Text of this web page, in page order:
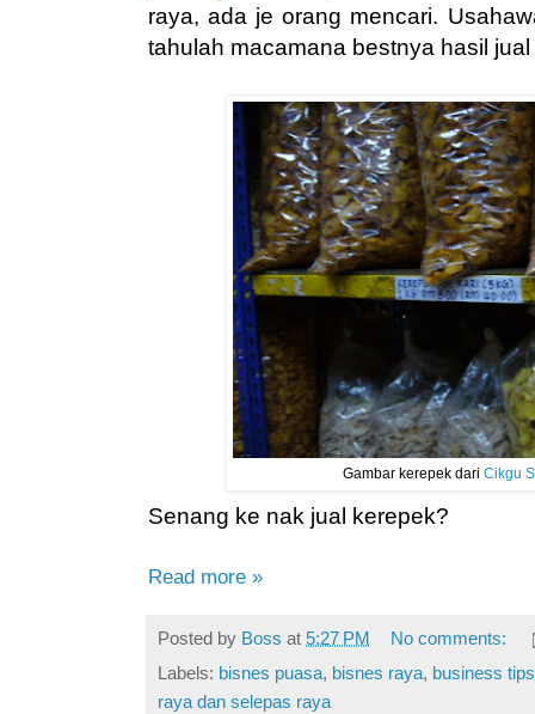
raya, ada je orang mencari.
tahulah macamana bestnya hasil
Gambar kerepek dariCikgu
Senang ke nak jual kerepek?
Read more »
Posted by Boss at 5:27 PM
No comments:
Labels: bisnes puasa, bisnes raya, business tips
raya dan selepas raya